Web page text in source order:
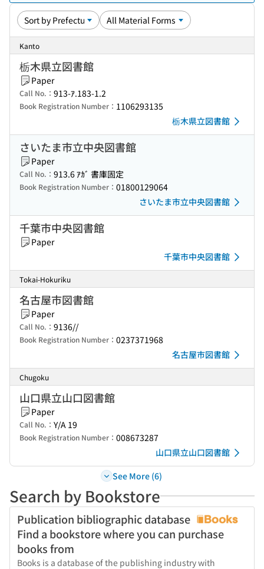
Kanto
栃木県立図書館
Paper
Call No.： 913-ｱ.183-1.2
Book Registration Number： 1106293135
栃木県立図書館
さいたま市立中央図書館
Paper
Call No.： 913.6 ｱｶﾞ 書庫固定
Book Registration Number： 01800129064
さいたま市立中央図書館
千葉市中央図書館
Paper
千葉市中央図書館
Tokai-Hokuriku
名古屋市図書館
Paper
Call No.： 9136//
Book Registration Number： 0237371968
名古屋市図書館
Chugoku
山口県立山口図書館
Paper
Call No.： Y/A 19
Book Registration Number： 008673287
山口県立山口図書館
See More (6)
Search by Bookstore
Publication bibliographic database
Find a bookstore where you can purchase
books from
Books is a database of the publishing industry with